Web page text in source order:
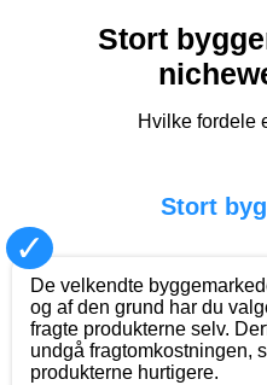
Stort
Hvilke fordele
Stort
✓
De velkendte
og af den grund har du
fragte produkterne selv.
undgå fragtomkostningen,
produkterne hurtigere.